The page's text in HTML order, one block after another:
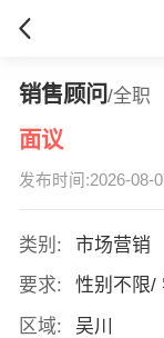
销售顾问/全职
面议
发布时间:2026-08-
类别:
市场营销
要求:
性别不限/
区域:
吴川